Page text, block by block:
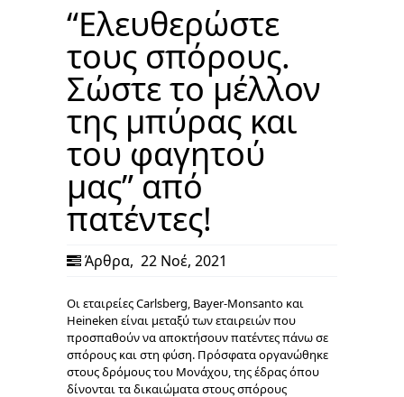
“Ελευθερώστε
τους σπόρους.
Σώστε το μέλλον
της μπύρας και
του φαγητού
μας” από
πατέντες!
Άρθρα, 22 Νοέ, 2021
Οι εταιρείες Carlsberg, Bayer-Monsanto και
Heineken είναι μεταξύ των εταιρειών που
προσπαθούν να αποκτήσουν πατέντες πάνω σε
σπόρους και στη φύση. Πρόσφατα οργανώθηκε
στους δρόμους του Μονάχου, της έδρας όπου
δίνονται τα δικαιώματα στους σπόρους